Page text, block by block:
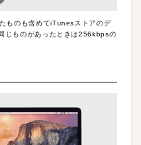
ものも含めてiTunesストアのデ
じものがあったときは256kbpsの